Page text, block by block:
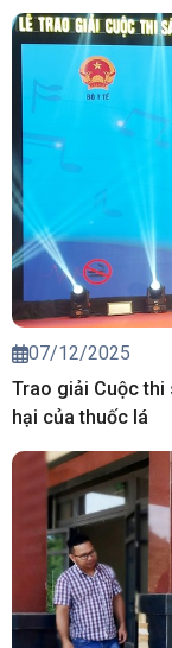
07/12/2025
Trao giải Cuộc
hại của thuốc lá